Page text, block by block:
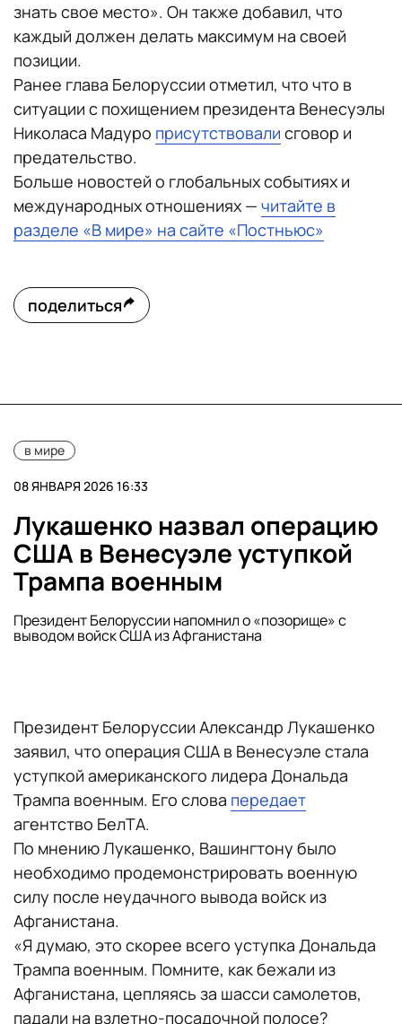
знать свое место». Он также добавил, что
каждый должен делать максимум на своей
позиции.
Ранее глава Белоруссии отметил, что что в
ситуации с похищением президента Венесуэлы
Николаса Мадуро присутствовали сговор и
предательство.
Больше новостей о глобальных событиях и
международных отношениях — читайте в
разделе «В мире» на сайте «Постньюс»
поделиться
в мире
08 ЯНВАРЯ 2026 16:33
Лукашенко назвал операцию
США в Венесуэле уступкой
Трампа военным
Президент Белоруссии напомнил о «позорище» с
выводом войск США из Афганистана
Президент Белоруссии Александр Лукашенко
заявил, что операция США в Венесуэле стала
уступкой американского лидера Дональда
Трампа военным. Его слова передает
агентство БелТА.
По мнению Лукашенко, Вашингтону было
необходимо продемонстрировать военную
силу после неудачного вывода войск из
Афганистана.
«Я думаю, это скорее всего уступка Дональда
Трампа военным. Помните, как бежали из
Афганистана, цепляясь за шасси самолетов,
падали на взлетно-посадочной полосе?